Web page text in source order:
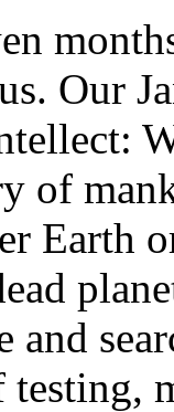
Our
of
Earth
and